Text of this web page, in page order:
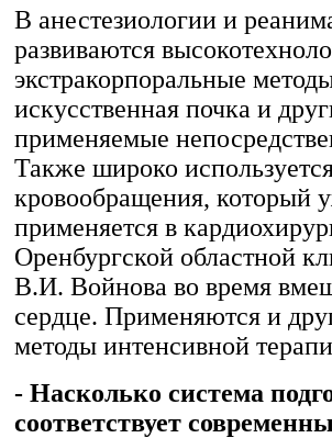
В анестезиологии и
развиваются
экстракорпоральные
искусственная почка и
применяемые
Также широко
кровообращения, который
применяется в
Оренбургской областной
В.И. Войнова во время
сердце. Применяются и
методы интенсивной
- Насколько система
соответствует